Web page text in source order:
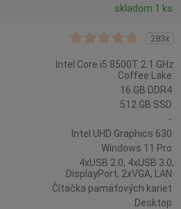
skladom 1 ks
283x
Intel Core i5 8500T 2.1 GHz
Coffee Lake
16 GB DDR4
512 GB SSD
-
Intel UHD Graphics 630
Windows 11 Pro
4xUSB 2.0, 4xUSB 3.0,
DisplayPort, 2xVGA, LAN
Čítačka pamäťových kariet
Desktop